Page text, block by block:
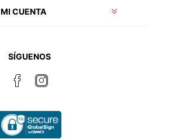
MI CUENTA
SÍGUENOS